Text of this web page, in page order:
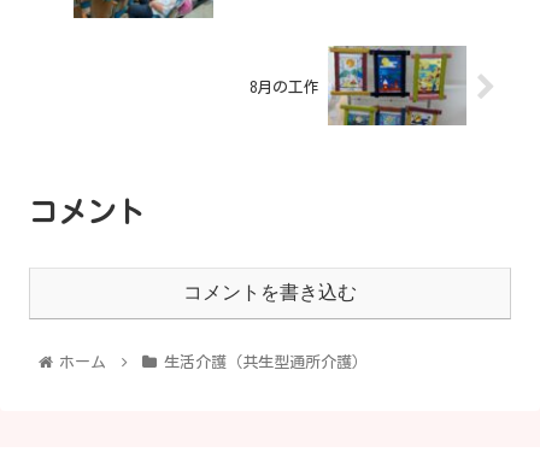
8月の工作
コメント
コメントを書き込む
ホーム 生活介護（共生型通所介護）